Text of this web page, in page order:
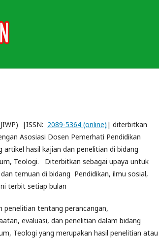
|ISSN: 2089-5364 (online) | diterbitkan
Asosiasi Dosen Pemerhati Pendidikan
hasil kajian dan penelitian di bidang
Teologi. Diterbitkan sebagai upaya untuk
temuan di bidang Pendidikan, ilmu sosial,
terbit setiap bulan
penelitian tentang perancangan,
evaluasi, dan penelitian dalam bidang
Teologi yang merupakan hasil penelitian atau